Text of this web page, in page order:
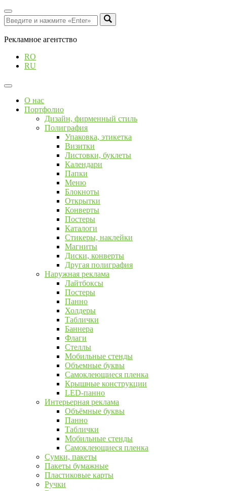
Рекламное агентство
RO
RU
О нас
Портфолио
Дизайн, фирменный стиль
Полиграфия
Упаковка, этикетка
Визитки
Листовки, буклеты
Календари
Папки
Меню
Блокноты
Открытки
Конверты
Постеры
Каталоги
Стикеры, наклейки
Магниты
Диски, конверты
Другая полиграфия
Наружная реклама
Лайтбоксы
Постеры
Панно
Холдеры
Таблички
Баннера
Флаги
Стеллы
Мобильные стенды
Объемные буквы
Самоклеющиеся пленка
Крышные конструкции
LED-панно
Интерьерная реклама
Объёмные буквы
Панно
Таблички
Мобильные стенды
Самоклеющиеся пленка
Сумки, пакеты
Пакеты бумажные
Пластиковые карты
Ручки